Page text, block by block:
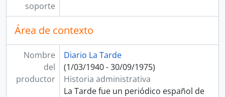
soporte
Área de contexto
Nombre
del
productor
Diario La Tarde
(1/03/1940 - 30/09/1975)
Historia administrativa
La Tarde fue un periódico español de